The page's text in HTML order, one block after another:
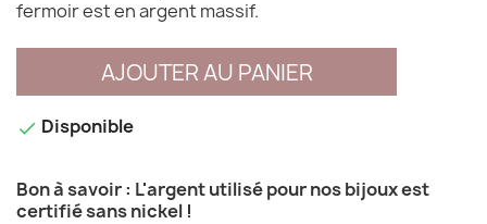
fermoir est en argent massif.
AJOUTER AU PANIER
 Disponible
Bon à savoir : L'argent utilisé pour nos bijoux est
certifié sans nickel !